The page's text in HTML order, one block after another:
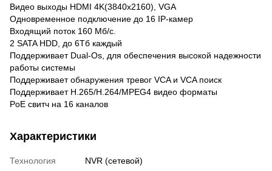
Видео выходы HDMI 4K(3840x2160), VGA
Одновременное подключение до 16 IP-камер
Входящий поток 160 Мб/с.
2 SATA HDD, до 6Тб каждый
Поддерживает Dual-Os, для обеспечения высокой надежности
работы системы
Поддерживает обнаружения тревог VCA и VCA поиск
Поддерживает H.265/H.264/MPEG4 видео форматы
PoE свитч на 16 каналов
Характеристики
Технология
NVR (сетевой)